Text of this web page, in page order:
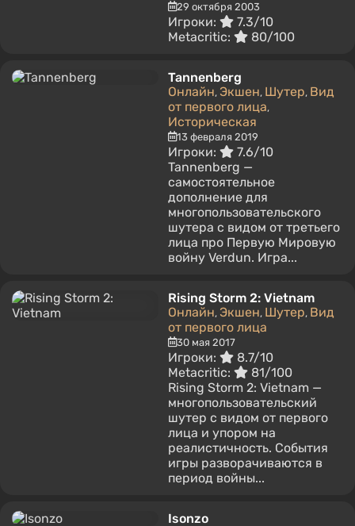
29 октября 2003
Игроки:
7.3/10
Metacritic:
80/100
Tannenberg
Онлайн, Экшен, Шутер, Вид
от первого лица,
Историческая
13 февраля 2019
Игроки:
7.6/10
Tannenberg —
самостоятельное
дополнение для
многопользовательского
шутера с видом от третьего
лица про Первую Мировую
войну Verdun. Игра...
Rising Storm 2: Vietnam
Онлайн, Экшен, Шутер, Вид
от первого лица
30 мая 2017
Игроки:
8.7/10
Metacritic:
81/100
Rising Storm 2: Vietnam —
многопользовательский
шутер с видом от первого
лица и упором на
реалистичность. События
игры разворачиваются в
период войны...
Isonzo